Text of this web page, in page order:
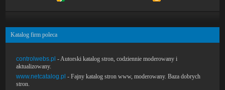
Katalog firm poleca
controlwebs.pl - Autorski katalog stron, codziennie moderowany i
aktualizowany.
www.netcatalog.pl - Fajny katalog stron www, moderowany. Baza dobrych
stron.